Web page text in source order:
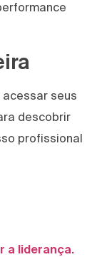
acessar seus
descobrir
profissional
a liderança.